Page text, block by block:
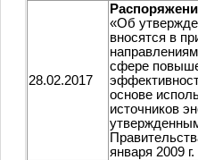
28.02.2017
«Об
вносятся в
сфере
основе
источников
января 2009